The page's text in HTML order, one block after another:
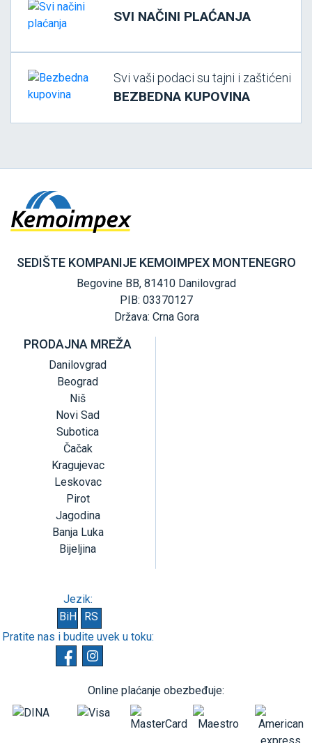
SVI NAČINI PLAĆANJA
Svi vaši podaci su tajni i zaštićeni
BEZBEDNA KUPOVINA
SEDIŠTE KOMPANIJE KEMOIMPEX MONTENEGRO
Begovine BB, 81410 Danilovgrad
PIB: 03370127
Država: Crna Gora
PRODAJNA MREŽA
Danilovgrad
Beograd
Niš
Novi Sad
Subotica
Čačak
Kragujevac
Leskovac
Pirot
Jagodina
Banja Luka
Bijeljina
Jezik:
BiH
RS
Pratite nas i budite uvek u toku:
Online plaćanje obezbeđuje: